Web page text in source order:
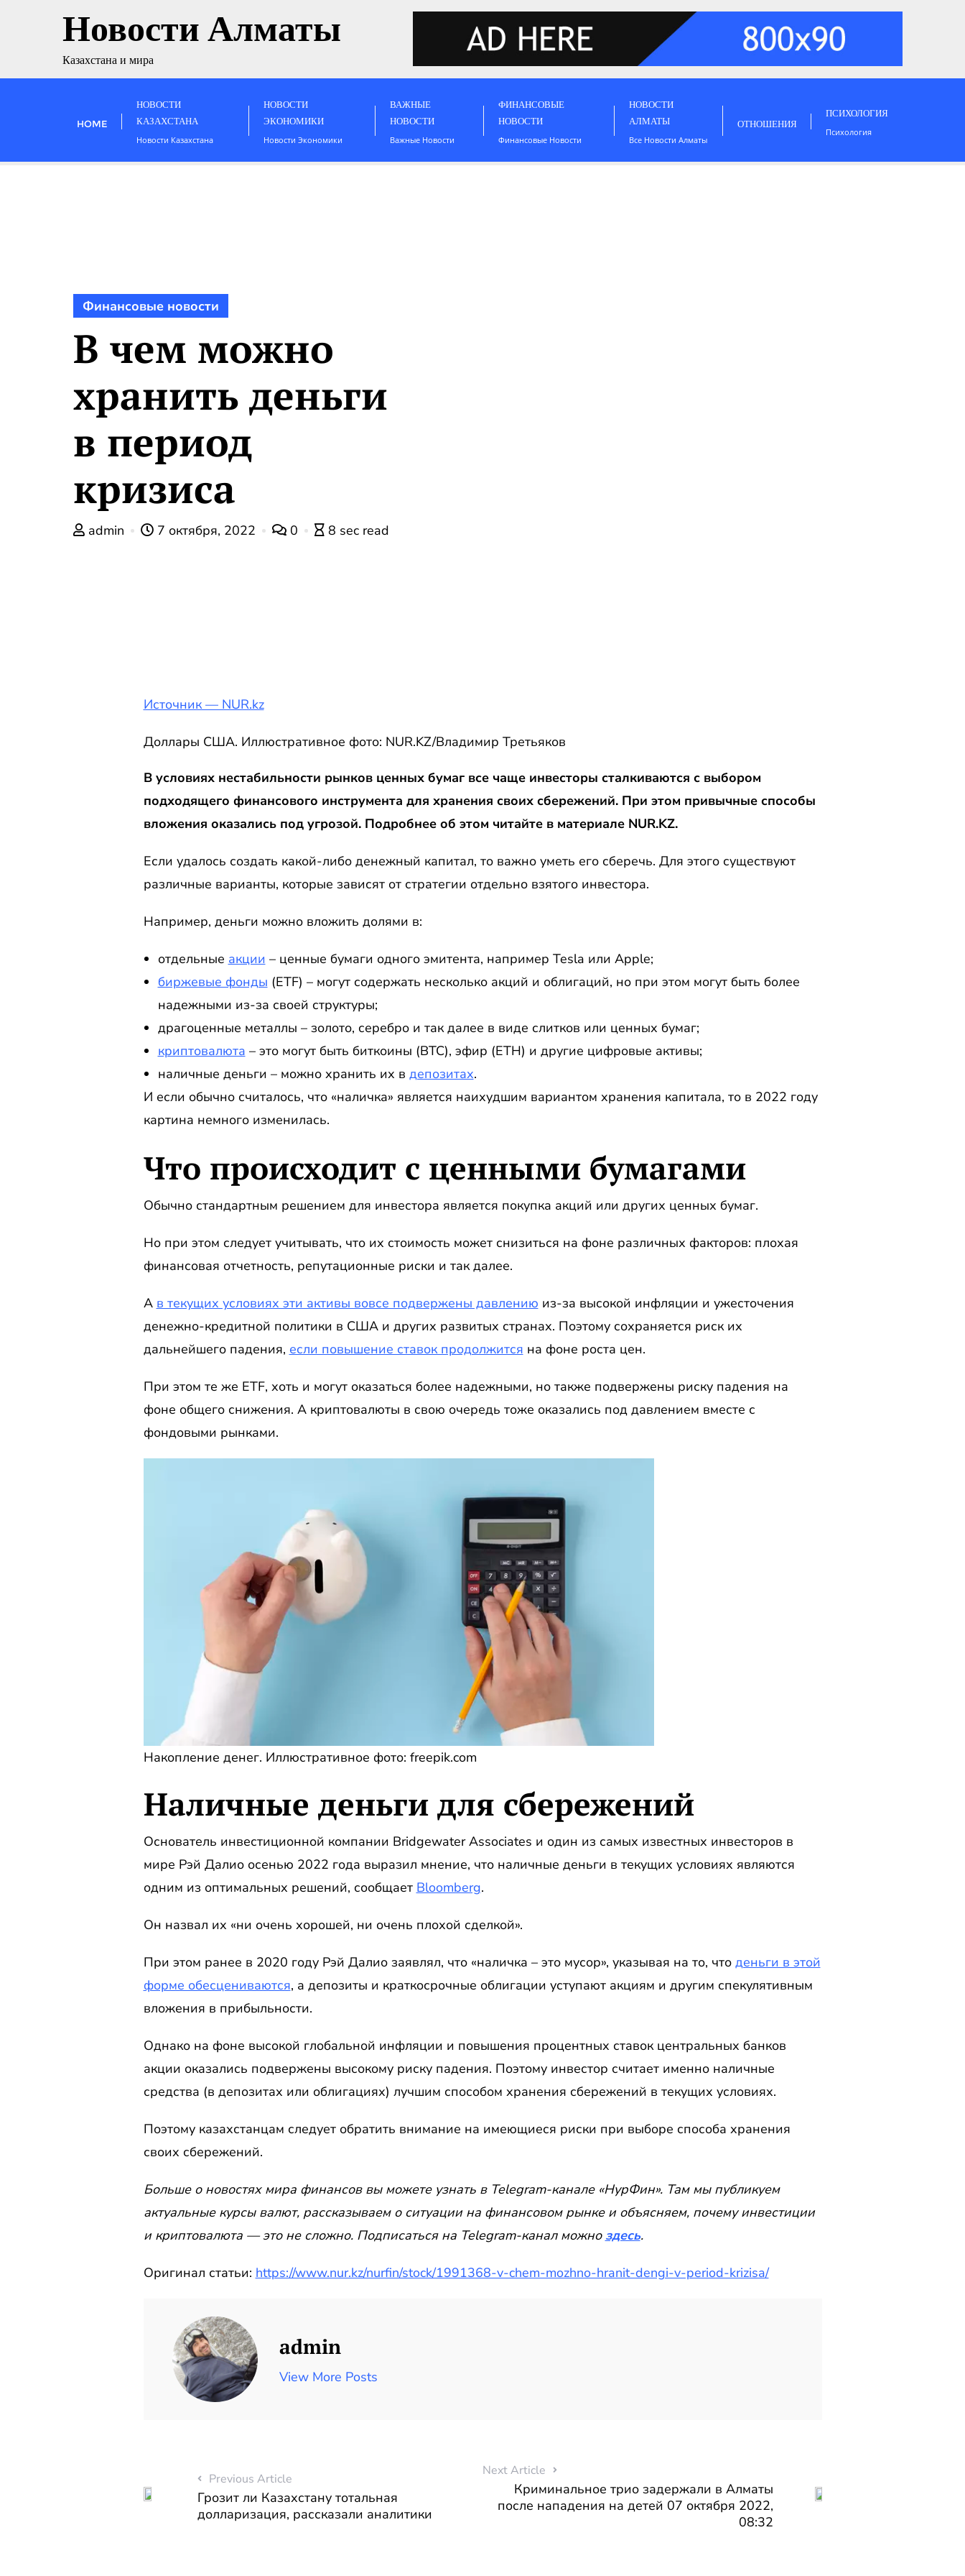
Новости Алматы
Казахстана и мира
HOME
НОВОСТИ
КАЗАХСТАНА
Новости Казахстана
НОВОСТИ
ЭКОНОМИКИ
Новости Экономики
ВАЖНЫЕ
НОВОСТИ
Важные Новости
ФИНАНСОВЫЕ
НОВОСТИ
Финансовые Новости
НОВОСТИ
АЛМАТЫ
Все Новости Алматы
ОТНОШЕНИЯ
ПСИХОЛОГИЯ
Психология
Финансовые новости
В чем можно
хранить деньги
в период
кризиса
admin 7 октября, 2022 0 8 sec read
Источник — NUR.kz
Доллары США. Иллюстративное фото: NUR.KZ/Владимир Третьяков
В условиях нестабильности рынков ценных бумаг все чаще инвесторы сталкиваются с выбором
подходящего финансового инструмента для хранения своих сбережений. При этом привычные способы
вложения оказались под угрозой. Подробнее об этом читайте в материале NUR.KZ.
Если удалось создать какой-либо денежный капитал, то важно уметь его сберечь. Для этого существуют
различные варианты, которые зависят от стратегии отдельно взятого инвестора.
Например, деньги можно вложить долями в:
отдельные акции – ценные бумаги одного эмитента, например Tesla или Apple;
биржевые фонды (ETF) – могут содержать несколько акций и облигаций, но при этом могут быть более
надежными из-за своей структуры;
драгоценные металлы – золото, серебро и так далее в виде слитков или ценных бумаг;
криптовалюта – это могут быть биткоины (BTC), эфир (ETH) и другие цифровые активы;
наличные деньги – можно хранить их в депозитах.
И если обычно считалось, что «наличка» является наихудшим вариантом хранения капитала, то в 2022 году
картина немного изменилась.
Что происходит с ценными бумагами
Обычно стандартным решением для инвестора является покупка акций или других ценных бумаг.
Но при этом следует учитывать, что их стоимость может снизиться на фоне различных факторов: плохая
финансовая отчетность, репутационные риски и так далее.
А в текущих условиях эти активы вовсе подвержены давлению из-за высокой инфляции и ужесточения
денежно-кредитной политики в США и других развитых странах. Поэтому сохраняется риск их
дальнейшего падения, если повышение ставок продолжится на фоне роста цен.
При этом те же ETF, хоть и могут оказаться более надежными, но также подвержены риску падения на
фоне общего снижения. А криптовалюты в свою очередь тоже оказались под давлением вместе с
фондовыми рынками.
Накопление денег. Иллюстративное фото: freepik.com
Наличные деньги для сбережений
Основатель инвестиционной компании Bridgewater Associates и один из самых известных инвесторов в
мире Рэй Далио осенью 2022 года выразил мнение, что наличные деньги в текущих условиях являются
одним из оптимальных решений, сообщает Bloomberg.
Он назвал их «ни очень хорошей, ни очень плохой сделкой».
При этом ранее в 2020 году Рэй Далио заявлял, что «наличка – это мусор», указывая на то, что деньги в этой
форме обесцениваются, а депозиты и краткосрочные облигации уступают акциям и другим спекулятивным
вложения в прибыльности.
Однако на фоне высокой глобальной инфляции и повышения процентных ставок центральных банков
акции оказались подвержены высокому риску падения. Поэтому инвестор считает именно наличные
средства (в депозитах или облигациях) лучшим способом хранения сбережений в текущих условиях.
Поэтому казахстанцам следует обратить внимание на имеющиеся риски при выборе способа хранения
своих сбережений.
Больше о новостях мира финансов вы можете узнать в Telegram-канале «НурФин». Там мы публикуем
актуальные курсы валют, рассказываем о ситуации на финансовом рынке и объясняем, почему инвестиции
и криптовалюта — это не сложно. Подписаться на Telegram-канал можно здесь.
Оригинал статьи: https://www.nur.kz/nurfin/stock/1991368-v-chem-mozhno-hranit-dengi-v-period-krizisa/
admin
View More Posts
Previous Article
Грозит ли Казахстану тотальная
долларизация, рассказали аналитики
Next Article
Криминальное трио задержали в Алматы
после нападения на детей 07 октября 2022,
08:32